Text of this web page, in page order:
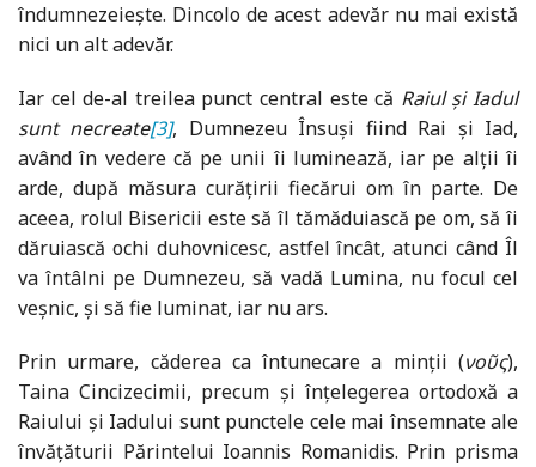
îndumnezeiește. Dincolo de acest adevăr nu mai există
nici un alt adevăr.
Iar cel de-al treilea punct central este că Raiul și Iadul
sunt necreate[3], Dumnezeu Însuși fiind Rai și Iad,
având în vedere că pe unii îi luminează, iar pe alții îi
arde, după măsura curățirii fiecărui om în parte. De
aceea, rolul Bisericii este să îl tămăduiască pe om, să îi
dăruiască ochi duhovnicesc, astfel încât, atunci când Îl
va întâlni pe Dumnezeu, să vadă Lumina, nu focul cel
veșnic, și să fie luminat, iar nu ars.
Prin urmare, căderea ca întunecare a minții (νοῦς),
Taina Cincizecimii, precum și înțelegerea ortodoxă a
Raiului și Iadului sunt punctele cele mai însemnate ale
învățăturii Părintelui Ioannis Romanidis. Prin prisma